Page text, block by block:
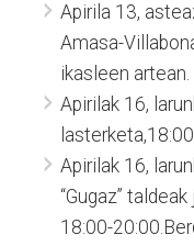
Apirila 13,
Amasa-
ikasleen artean.
Apirilak 16,
Apirilak 16,
“Gugaz”
18:00-